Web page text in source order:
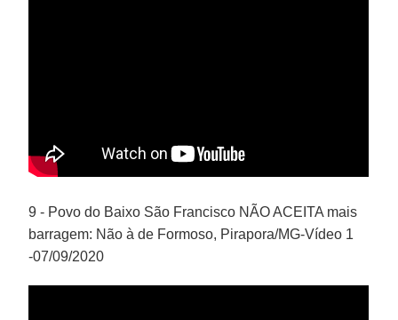
9 - Povo do Baixo São Francisco NÃO ACEITA mais
barragem: Não à de Formoso, Pirapora/MG-Vídeo 1
-07/09/2020